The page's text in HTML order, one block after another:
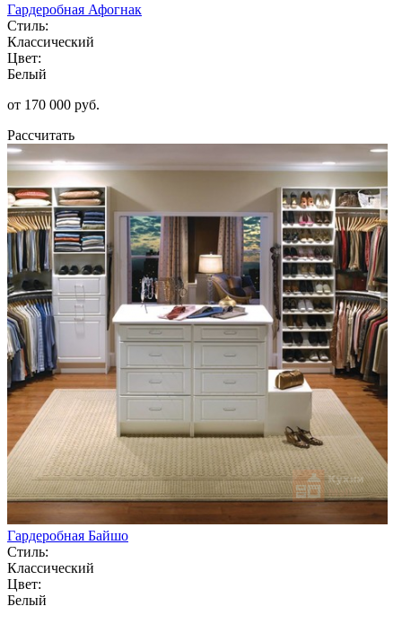
Гардеробная Афогнак
Стиль:
Классический
Цвет:
Белый
от 170 000 руб.
Рассчитать
Гардеробная Байшо
Стиль:
Классический
Цвет:
Белый